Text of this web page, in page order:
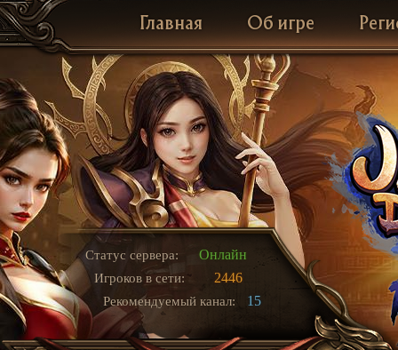
Главная Об игре
Статус сервера: Онлайн
Игроков в сети: 2446
Рекомендуемый канал: 15